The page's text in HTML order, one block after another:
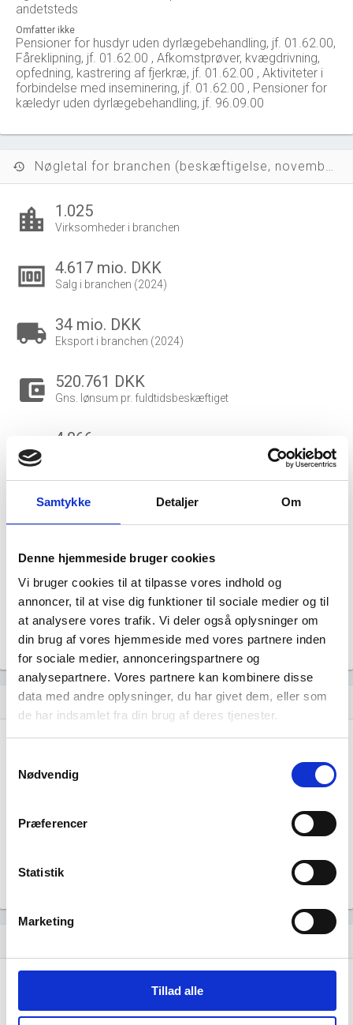
Samtykke Detaljer Om
Denne hjemmeside bruger cookies
Vi bruger cookies til at tilpasse vores indhold og
annoncer, til at vise dig funktioner til sociale medier og til
at analysere vores trafik. Vi deler også oplysninger om
din brug af vores hjemmeside med vores partnere inden
for sociale medier, annonceringspartnere og
analysepartnere. Vores partnere kan kombinere disse
data med andre oplysninger, du har givet dem, eller som
de har indsamlet fra din brug af deres tjenester.
Nødvendig
Præferencer
Statistik
Marketing
Tillad alle
andetsteds
Omfatter ikke
Pensioner for husdyr uden dyrlægebehandling, jf. 01.62.00,
Fåreklipning, jf. 01.62.00 , Afkomstprøver, kvægdrivning,
opfedning, kastrering af fjerkræ, jf. 01.62.00 , Aktiviteter i
forbindelse med inseminering, jf. 01.62.00 , Pensioner for
kæledyr uden dyrlægebehandling, jf. 96.09.00
history Nøgletal for branchen (beskæftigelse, november 2023)
location_city 1.025
Virksomheder i branchen
money 4.617 mio. DKK
Salg i branchen (2024)
local_shipping 34 mio. DKK
Eksport i branchen (2024)
account_balance_wallet 520.761 DKK
Gns. lønsum pr. fuldtidsbeskæftiget
people_outline 4.866
group 3.468
Fuldtidsbeskæftigede i branchen
4.081
Beskæftigede kvinder i branchen
785
Beskæftigede mænd i branchen
Gå tilUdvidet brancheanalysefor historiske data.
bar_chart Nye og ophørte virksomheder pr. år
… …
0
75
100